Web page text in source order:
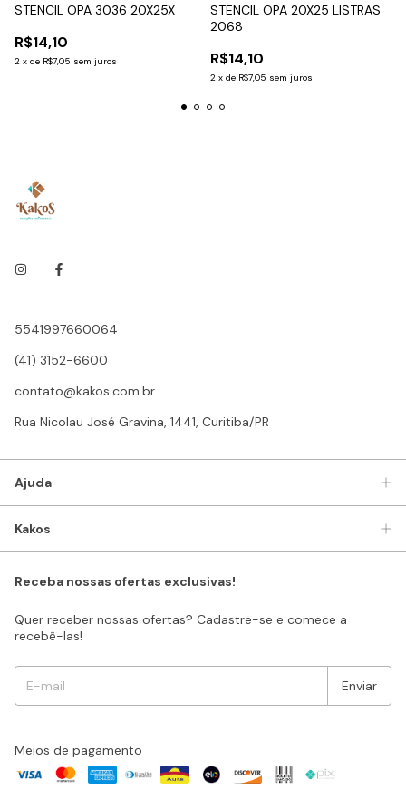
STENCIL OPA 3036 20X25X
R$14,10
2 x de R$7,05 sem juros
STENCIL OPA 20X25 LISTRAS
2068
R$14,10
2 x de R$7,05 sem juros
5541997660064
(41) 3152-6600
contato@kakos.com.br
Rua Nicolau José Gravina, 1441, Curitiba/PR
Ajuda
Kakos
Receba nossas ofertas exclusivas!
Quer receber nossas ofertas? Cadastre-se e comece a
recebê-las!
Meios de pagamento